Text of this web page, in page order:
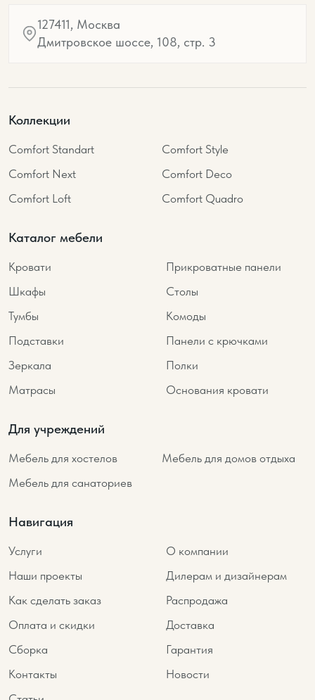
127411, Москва
Дмитровское шоссе, 108, стр. 3
Коллекции
Comfort Standart
Comfort Style
Comfort Next
Comfort Deco
Comfort Loft
Comfort Quadro
Каталог мебели
Кровати
Прикроватные панели
Шкафы
Столы
Тумбы
Комоды
Подставки
Панели с крючками
Зеркала
Полки
Матрасы
Основания кровати
Для учреждений
Мебель для хостелов
Мебель для домов отдыха
Мебель для санаториев
Навигация
Услуги
О компании
Наши проекты
Дилерам и дизайнерам
Как сделать заказ
Распродажа
Оплата и скидки
Доставка
Сборка
Гарантия
Контакты
Новости